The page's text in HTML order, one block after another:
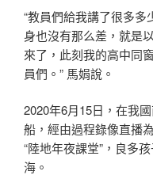
“教員們給我講了很多
身也沒有那么差，就是
來了，此刻我的高中同
員們。” 馬娟說。
2020年6月15日，在我
船，經由過程錄像直播
“陸地年夜課堂”，良多
海。